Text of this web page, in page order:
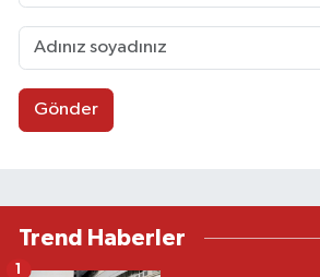
Gönder
Trend Haberler
1